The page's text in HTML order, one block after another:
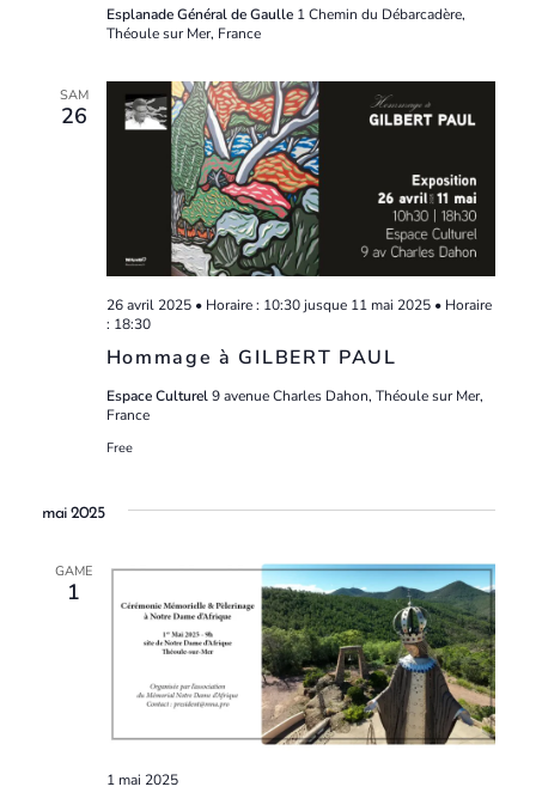
Esplanade Général de Gaulle 1 Chemin du Débarcadère,
Théoule sur Mer, France
SAM
26
Hommage à GILBERT PAUL
26 avril 2025 • Horaire : 10:30jusque 11 mai 2025 • Horaire
: 18:30
Espace Culturel 9 avenue Charles Dahon, Théoule sur Mer,
France
Free
mai 2025
GAME
1
1 mai 2025